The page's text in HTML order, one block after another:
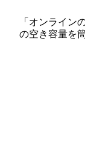
「オンライン
の空き容量を